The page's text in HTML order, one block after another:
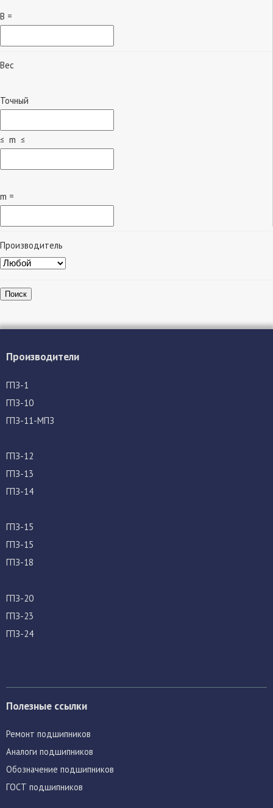
B =
Вес
Точный
≤ m ≤
m =
Производитель
Поиск
Производители
ГПЗ-1
ГПЗ-10
ГПЗ-11-МПЗ
ГПЗ-12
ГПЗ-13
ГПЗ-14
ГПЗ-15
ГПЗ-15
ГПЗ-18
ГПЗ-20
ГПЗ-23
ГПЗ-24
Полезные ссылки
Ремонт подшипников
Аналоги подшипников
Обозначение подшипников
ГОСТ подшипников